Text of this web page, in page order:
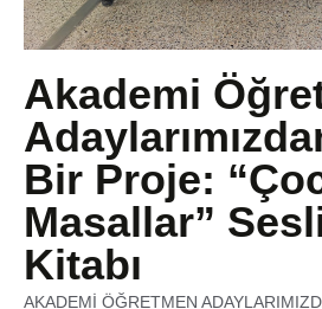
Akademi
Bir Proje:
Masallar”
Kitabı
AKADEMİ ÖĞRETMEN